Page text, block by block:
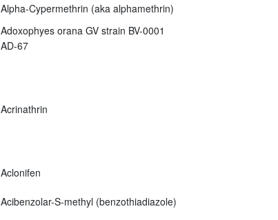
Alpha-Cypermethrin (aka alphamethrin)
Adoxophyes orana GV strain BV-0001
AD-67
Acrinathrin
Aclonifen
Acibenzolar-S-methyl (benzothiadiazole)